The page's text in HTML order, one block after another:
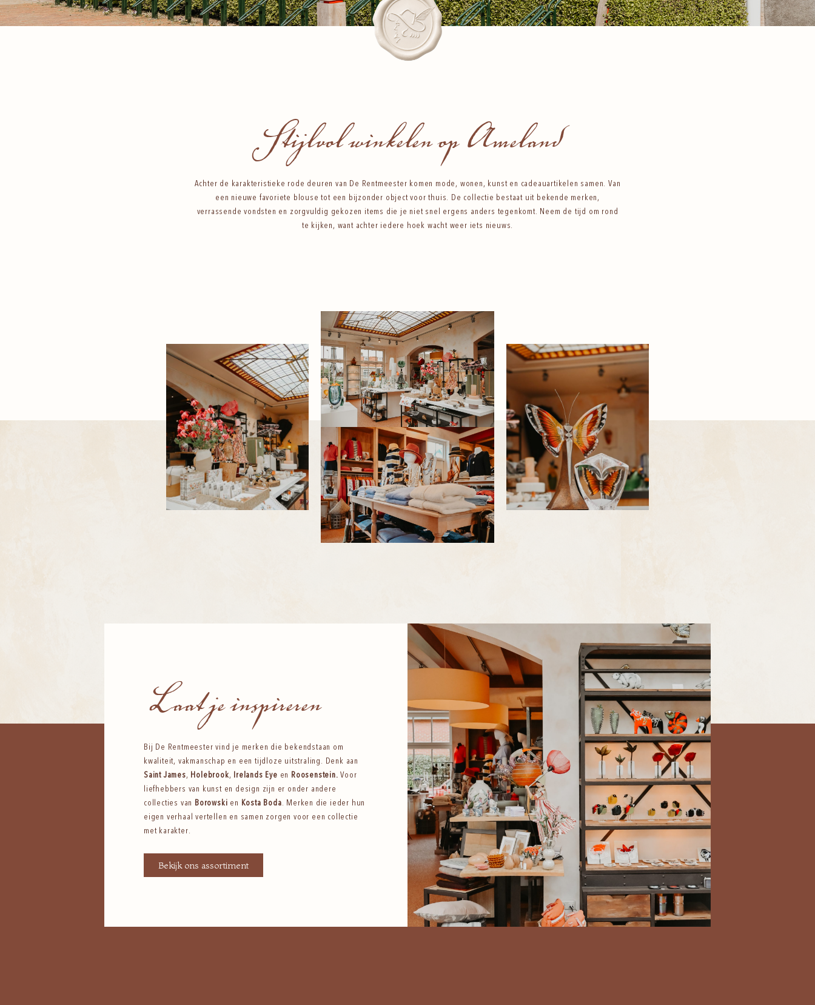
Stijlvol winkelen op Ameland
Achter de karakteristieke rode deuren van De Rentmeester komen mode, wonen, kunst en cadeauartikelen samen. Van
een nieuwe favoriete blouse tot een bijzonder object voor thuis. De collectie bestaat uit bekende merken,
verrassende vondsten en zorgvuldig gekozen items die je niet snel ergens anders tegenkomt. Neem de tijd om rond
te kijken, want achter iedere hoek wacht weer iets nieuws.
Laat je inspireren
Bij De Rentmeester vind je merken die bekendstaan om
kwaliteit, vakmanschap en een tijdloze uitstraling. Denk aan
Saint James, Holebrook, Irelands Eye en Roosenstein.Voor
liefhebbers van kunst en design zijn er onder andere
collecties van Borowski en Kosta Boda. Merken die ieder hun
eigen verhaal vertellen en samen zorgen voor een collectie
met karakter.
Bekijk ons assortiment